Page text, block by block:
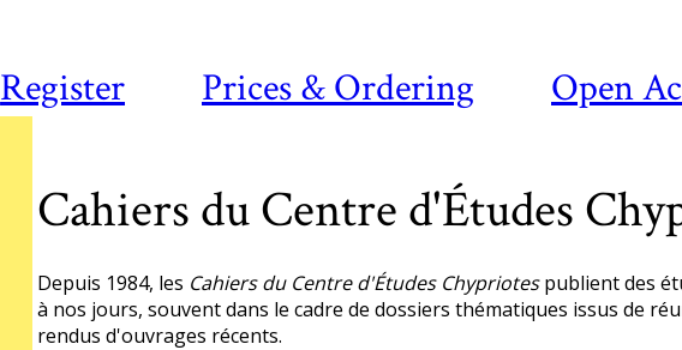
Register Prices & Ordering Open
Cahiers du Centre d'Études
Depuis 1984, les Cahiers du Centre d'Études Chypriotespublient des
à nos jours, souvent dans le cadre de dossiers thématiques issus de
rendus d'ouvrages récents.